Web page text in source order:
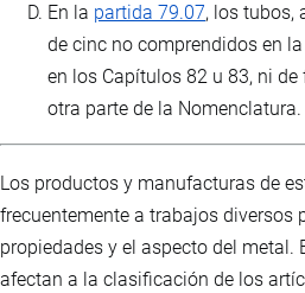
En la partida 79.07, los tubos,
de cinc no comprendidos en
en los Capítulos 82 u 83, ni
otra parte de la Nomenclatura.
Los productos y manufacturas de
frecuentemente a trabajos diversos
propiedades y el aspecto del metal.
afectan a la clasificación de los